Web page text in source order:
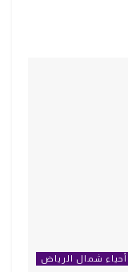
أحياء شمال الرياض